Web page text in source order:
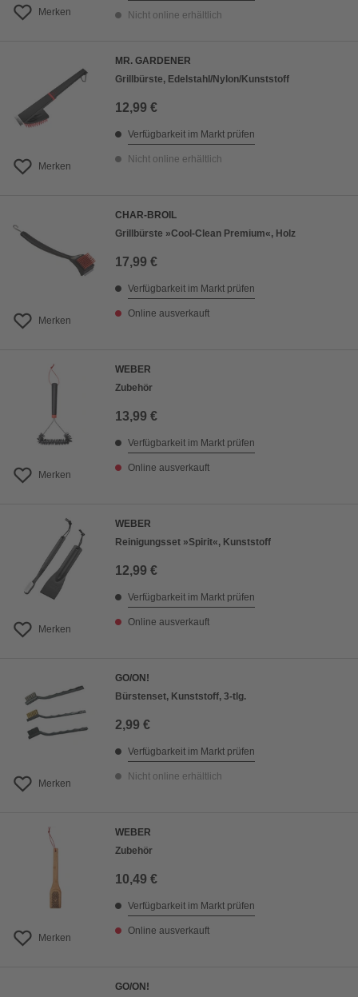
Merken Nicht online erhältlich
Merken
MR. GARDENER
Grillbürste, Edelstahl/Nylon/Kunststoff
12,99 €
Verfügbarkeit im Markt prüfen
Nicht online erhältlich
Merken
CHAR-BROIL
Grillbürste »Cool-Clean Premium«, Holz
17,99 €
Verfügbarkeit im Markt prüfen
Online ausverkauft
Merken
WEBER
Zubehör
13,99 €
Verfügbarkeit im Markt prüfen
Online ausverkauft
Merken
WEBER
Reinigungsset »Spirit«, Kunststoff
12,99 €
Verfügbarkeit im Markt prüfen
Online ausverkauft
Merken
GO/ON!
Bürstenset, Kunststoff, 3-tlg.
2,99 €
Verfügbarkeit im Markt prüfen
Nicht online erhältlich
Merken
WEBER
Zubehör
10,49 €
Verfügbarkeit im Markt prüfen
Online ausverkauft
GO/ON!